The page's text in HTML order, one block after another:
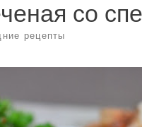
со
рецепты